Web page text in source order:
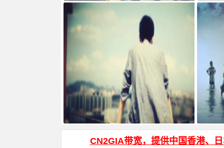
HTML页面输入密码才能访问加密代码
JS根据
CN2GIA带宽，提供中国香港、